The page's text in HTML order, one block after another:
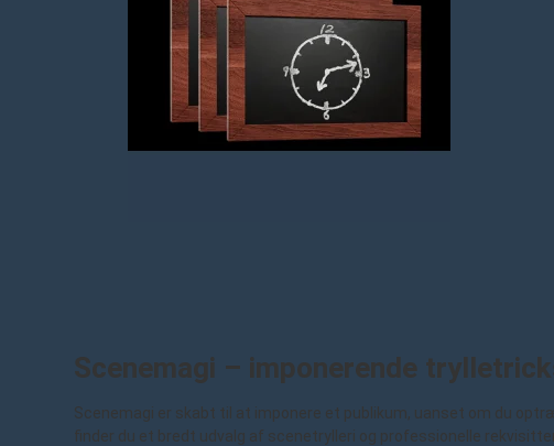
Scenemagi – imponerende
Scenemagi er skabt til at imponere et publikum, uanset om du
finder du et bredt udvalg af scenetrylleri og professionelle